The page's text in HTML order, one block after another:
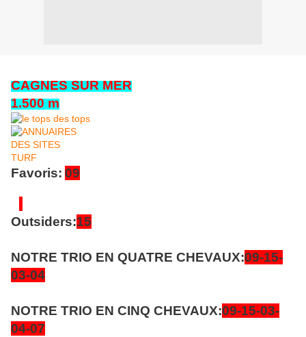
CAGNES SUR MER
1.500 m
Favoris: 09
Outsiders:15
NOTRE TRIO EN QUATRE CHEVAUX:09-15-
03-04
NOTRE TRIO EN CINQ CHEVAUX:09-15-03-
04-07